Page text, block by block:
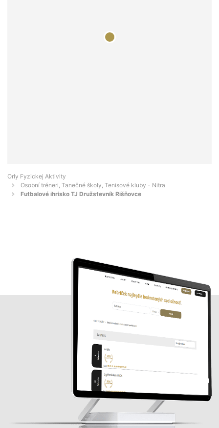
Orly Fyzickej Aktivity
Osobní tréneri, Tanečné školy, Tenisové kluby - Nitra
Futbalové ihrisko TJ Družstevník Rišňovce